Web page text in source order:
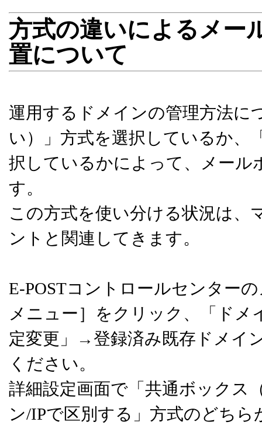
方式の違いによるメー
置について
運用するドメインの管理方法に
い）」方式を選択しているか、
択しているかによって、メー
す。
この方式を使い分ける状況は
ントと関連してきます。
E-POSTコントロールセンター
メニュー］をクリック、「ド
定変更」→登録済み既存ドメイ
ください。
詳細設定画面で「共通ボックス
ン/IPで区別する」方式のどち